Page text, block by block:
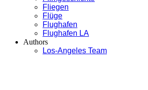
Fliegen
Flüge
Flughafen
Flughafen LA
Authors
Los-Angeles Team